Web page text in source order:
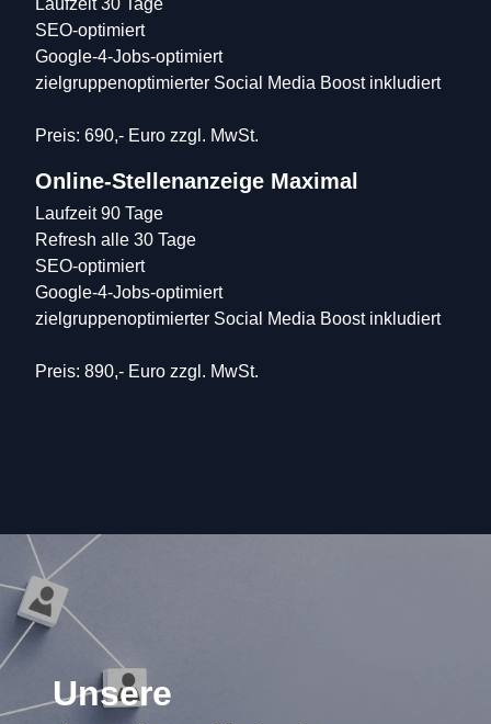
Laufzeit 30 Tage
SEO-optimiert
Google-4-Jobs-optimiert
zielgruppenoptimierter Social Media Boost inkludiert
Preis: 690,- Euro zzgl. MwSt.
Online-Stellenanzeige Maximal
Laufzeit 90 Tage
Refresh alle 30 Tage
SEO-optimiert
Google-4-Jobs-optimiert
zielgruppenoptimierter Social Media Boost inkludiert
Preis: 890,- Euro zzgl. MwSt.
Unsere